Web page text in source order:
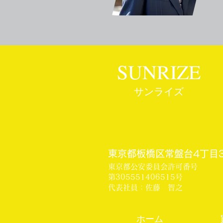
SUNRIZE
サンライズ
東京都板橋区常盤台4丁
東京都公安委員会許可番号
第305551406515号
代表社員：佐藤 智之
ホーム